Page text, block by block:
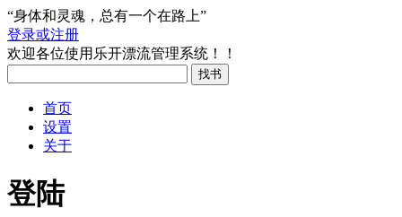
“身体和灵魂，总有一个在路上”
登录或注册
欢迎各位使用乐开漂流管理系统！！
首页
设置
关于
登陆